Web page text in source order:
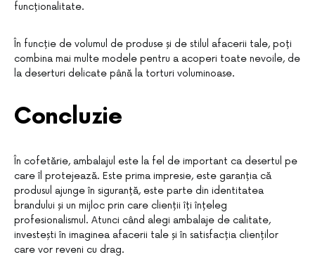
funcționalitate.
În funcție de volumul de produse și de stilul afacerii tale, poți
combina mai multe modele pentru a acoperi toate nevoile, de
la deserturi delicate până la torturi voluminoase.
Concluzie
În cofetărie, ambalajul este la fel de important ca desertul pe
care îl protejează. Este prima impresie, este garanția că
produsul ajunge în siguranță, este parte din identitatea
brandului și un mijloc prin care clienții îți înțeleg
profesionalismul. Atunci când alegi ambalaje de calitate,
investești în imaginea afacerii tale și în satisfacția clienților
care vor reveni cu drag.